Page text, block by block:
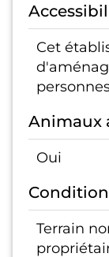
Cet
Animaux
Oui
Terrain